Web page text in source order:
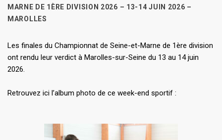
MARNE DE 1ÈRE DIVISION 2026 – 13-14 JUIN 2026 –
MAROLLES
Les finales du Championnat de Seine-et-Marne de 1ère division
ont rendu leur verdict à Marolles-sur-Seine du 13 au 14 juin
2026.
Retrouvez ici l’album photo de ce week-end sportif :